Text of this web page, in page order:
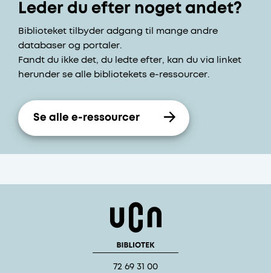
Leder du efter noget andet?
Biblioteket tilbyder adgang til mange andre
databaser og portaler.
Fandt du ikke det, du ledte efter, kan du via linket
herunder se alle bibliotekets e-ressourcer.
Se alle e-ressourcer
72 69 31 00